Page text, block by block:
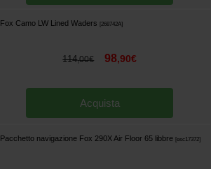
Fox Camo LW Lined Waders 268742A]
114,00€ 98,90€
Acquista
Pacchetto navigazione Fox 290X Air Floor 65 libbre [esc17372]